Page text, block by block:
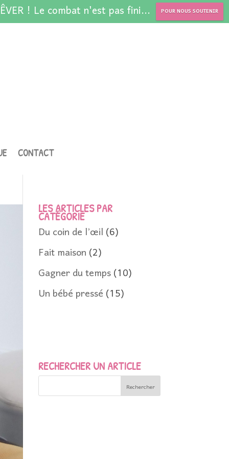
! Le combat n'est pas fini... POUR NOUS SOUTENIR
CONTACT
LES ARTICLES PAR
CATÉGORIE
Du coin de l’œil(6)
Fait maison(2)
Gagner du temps(10)
Un bébé pressé(15)
RECHERCHER UN ARTICLE